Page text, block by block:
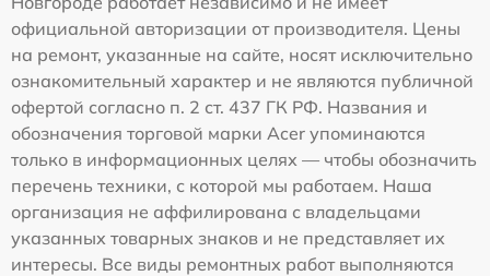
официальной авторизации от производителя. Цены
на ремонт, указанные на сайте, носят исключительно
ознакомительный характер и не являются публичной
офертой согласно п. 2 ст. 437 ГК РФ. Названия и
обозначения торговой марки Acer упоминаются
только в информационных целях — чтобы обозначить
перечень техники, с которой мы работаем. Наша
организация не аффилирована с владельцами
указанных товарных знаков и не представляет их
интересы. Все виды ремонтных работ выполняются